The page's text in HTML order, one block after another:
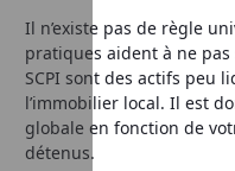
Il n’existe pas de règle
pratiques aident à ne
SCPI sont des actifs peu
l’immobilier local. Il est
globale en fonction de
détenus.